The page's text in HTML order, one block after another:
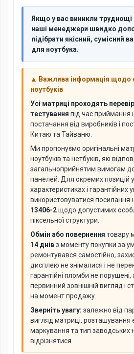
Якщо у вас виникли труднощі
наші менеджери швидко
підібрати якісний, сумісний
для ноутбука.
▲ Важлива інформація щодо
ноутбуків
Усі матриці проходять
тестування під час приймання
постачання від виробників і
Китаю та Тайваню.
Ми пропонуємо оригінальні
ноутбуків та нетбуків, які
загальноприйнятим вимогам до
панелей. Для окремих позицій у
характеристиках і
використовуватися посилання
13406-2щодо допустимих
піксельної структури.
Обмін або повернення товару
14 днівз моменту покупки за
ремонтувався самостійно,
дисплею не знімалися і не
гарантійні пломби не порушені,
первинний зовнішній вигляд і
на момент продажу.
Зверніть увагу: залежно від
вигляд матриці, розташування
маркування та тип заводських
відрізнятися.